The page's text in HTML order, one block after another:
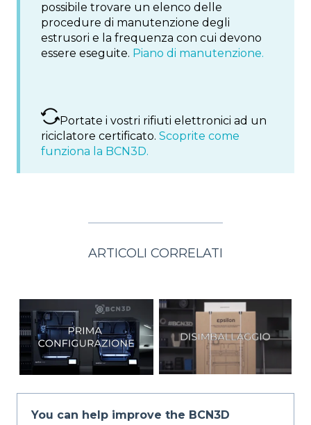
possibile trovare un elenco delle
procedure di manutenzione degli
estrusori e la frequenza con cui devono
essere eseguite. Piano di manutenzione.
Portate i vostri rifiuti elettronici ad un
riciclatore certificato. Scoprite come
funziona la BCN3D.
ARTICOLI CORRELATI
You can help improve the BCN3D